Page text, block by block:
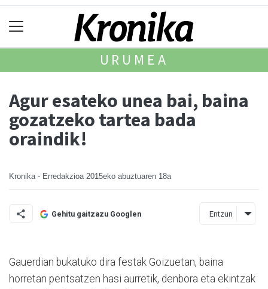
URUMEA
Agur esateko unea bai, baina
gozatzeko tartea bada
oraindik!
Kronika - Erredakzioa 2015eko abuztuaren 18a
Gehitu gaitzazu Googlen Entzun
Gauerdian bukatuko dira festak Goizuetan, baina
horretan pentsatzen hasi aurretik, denbora eta ekintzak